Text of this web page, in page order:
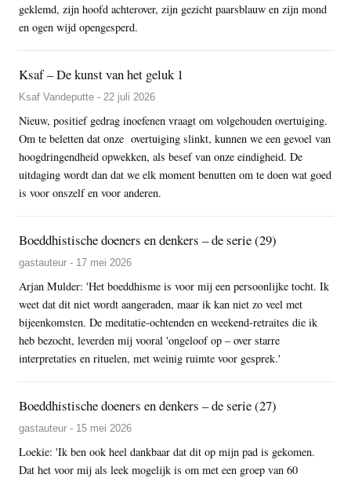
geklemd, zijn hoofd achterover, zijn gezicht paarsblauw en zijn mond
en ogen wijd opengesperd.
Ksaf – De kunst van het geluk 1
Ksaf Vandeputte - 22 juli 2026
Nieuw, positief gedrag inoefenen vraagt om volgehouden overtuiging.
Om te beletten dat onze overtuiging slinkt, kunnen we een gevoel van
hoogdringendheid opwekken, als besef van onze eindigheid. De
uitdaging wordt dan dat we elk moment benutten om te doen wat goed
is voor onszelf en voor anderen.
Boeddhistische doeners en denkers – de serie (29)
gastauteur - 17 mei 2026
Arjan Mulder: 'Het boeddhisme is voor mij een persoonlijke tocht. Ik
weet dat dit niet wordt aangeraden, maar ik kan niet zo veel met
bijeenkomsten. De meditatie-ochtenden en weekend-retraites die ik
heb bezocht, leverden mij vooral 'ongeloof op – over starre
interpretaties en rituelen, met weinig ruimte voor gesprek.'
Boeddhistische doeners en denkers – de serie (27)
gastauteur - 15 mei 2026
Loekie: 'Ik ben ook heel dankbaar dat dit op mijn pad is gekomen.
Dat het voor mij als leek mogelijk is om met een groep van 60